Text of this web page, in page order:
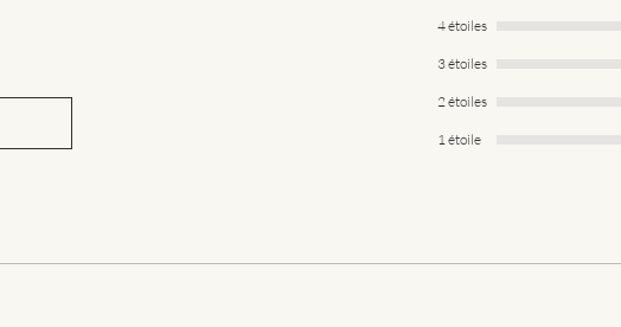
4 étoiles
3 étoiles
2 étoiles
1 étoile